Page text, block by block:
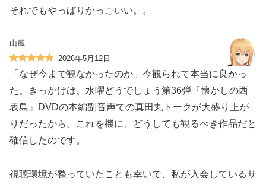
それでもやっぱりかっこいい。。
山嵐
2026年5月12日
「なぜ今まで観なかったのか」今観られて本当に良かっ
た。きっかけは、水曜どうでしょう第36弾『懐かしの西
表島』DVDの本編副音声での真田丸トークが大盛り上が
りだったから。これを機に、どうしても観るべき作品だと
確信したのです。
視聴環境が整っていたことも幸いで、私が入会しているサ